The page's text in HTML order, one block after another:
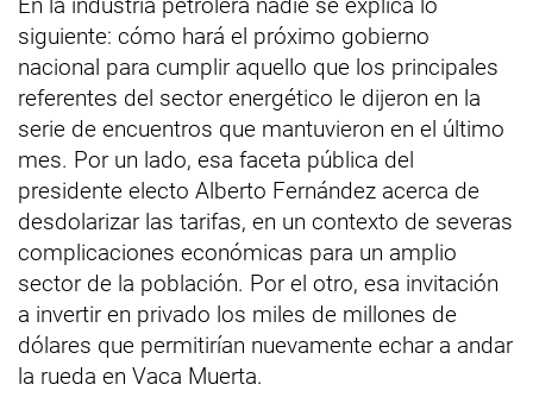
siguiente: cómo hará el próximo gobierno
nacional para cumplir aquello que los principales
referentes del sector energético le dijeron en la
serie de encuentros que mantuvieron en el último
mes. Por un lado, esa faceta pública del
presidente electo Alberto Fernández acerca de
desdolarizar las tarifas, en un contexto de severas
complicaciones económicas para un amplio
sector de la población. Por el otro, esa invitación
a invertir en privado los miles de millones de
dólares que permitirían nuevamente echar a andar
la rueda en Vaca Muerta.